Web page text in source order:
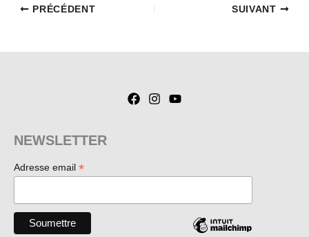
PRÉCÉDENT SUIVANT
NEWSLETTER
Adresse email *